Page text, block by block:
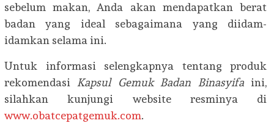
sebelum makan, Anda akan mendapatkan berat
badan yang ideal sebagaimana yang diidam-
idamkan selama ini.
Untuk informasi selengkapnya tentang produk
rekomendasi Kapsul Gemuk Badan Binasyifaini,
silahkan kunjungi website resminya di
www.obatcepatgemuk.com.